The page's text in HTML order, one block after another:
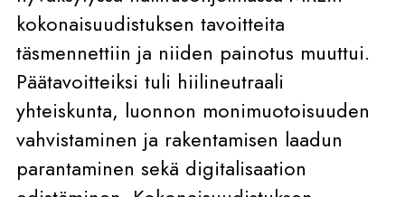
kokonaisuudistuksen tavoitteita
täsmennettiin ja niiden painotus muuttui.
Päätavoitteiksi tuli hiilineutraali
yhteiskunta, luonnon monimuotoisuuden
vahvistaminen ja rakentamisen laadun
parantaminen sekä digitalisaation